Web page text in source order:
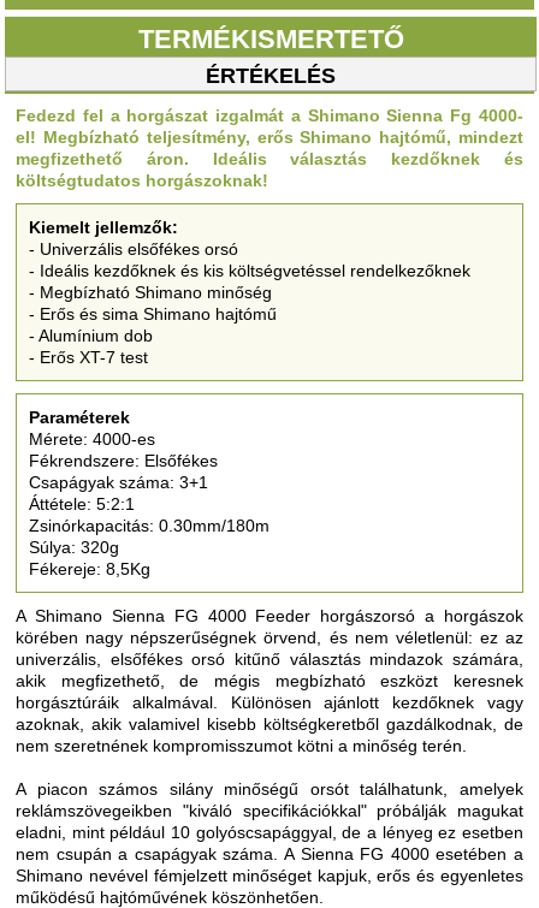
TERMÉKISMERTETŐ
ÉRTÉKELÉS
Fedezd fel a horgászat izgalmát a Shimano Sienna Fg 4000-
el! Megbízható teljesítmény, erős Shimano hajtómű, mindezt
megfizethető áron. Ideális választás kezdőknek és
költségtudatos horgászoknak!
Kiemelt jellemzők:
- Univerzális elsőfékes orsó
- Ideális kezdőknek és kis költségvetéssel rendelkezőknek
- Megbízható Shimano minőség
- Erős és sima Shimano hajtómű
- Alumínium dob
- Erős XT-7 test
Paraméterek
Mérete: 4000-es
Fékrendszere: Elsőfékes
Csapágyak száma: 3+1
Áttétele: 5:2:1
Zsinórkapacitás: 0.30mm/180m
Súlya: 320g
Fékereje: 8,5Kg
A Shimano Sienna FG 4000 Feeder horgászorsó a horgászok
körében nagy népszerűségnek örvend, és nem véletlenül: ez az
univerzális, elsőfékes orsó kitűnő választás mindazok számára,
akik megfizethető, de mégis megbízható eszközt keresnek
horgásztúráik alkalmával. Különösen ajánlott kezdőknek vagy
azoknak, akik valamivel kisebb költségkeretből gazdálkodnak, de
nem szeretnének kompromisszumot kötni a minőség terén.
A piacon számos silány minőségű orsót találhatunk, amelyek
reklámszövegeikben "kiváló specifikációkkal" próbálják magukat
eladni, mint például 10 golyóscsapággyal, de a lényeg ez esetben
nem csupán a csapágyak száma. A Sienna FG 4000 esetében a
Shimano nevével fémjelzett minőséget kapjuk, erős és egyenletes
működésű hajtóművének köszönhetően.